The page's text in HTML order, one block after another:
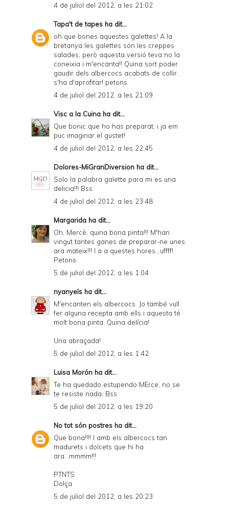
4 de juliol del 2012, a les 21:02
Tapa't de tapes ha dit...
oh que bones aquestes galettes! A la
bretanya les galettes són les creppes
salades, però aquesta versió teva no la
coneixia i m'encanta!! Quina sort poder
gaudir dels albercocs acabats de collir.
s'ha d'aprofitar! petons
4 de juliol del 2012, a les 21:09
Visc a la Cuina ha dit...
Que bonic que ho has preparat, i ja em
puc imaginar el gustet!
4 de juliol del 2012, a les 22:45
Dolores-MiGranDiversion ha dit...
Solo la palabra galette para mi es una
delicia!!! Bss
4 de juliol del 2012, a les 23:48
Margarida ha dit...
Oh, Mercè, quina bona pinta!!! M'han
vingut tantes ganes de preparar-ne unes
ara mateix!!! I a a questes hores...uffff!
Petons
5 de juliol del 2012, a les 1:04
nyanyels ha dit...
M'encanten els albercocs. Jo també vull
fer alguna recepta amb ells i aquesta té
molt bona pinta. Quina delícia!
Una abraçada!
5 de juliol del 2012, a les 1:42
Luisa Morón ha dit...
Te ha quedado estupendo MErce, no se
te resiste nada. Bss
5 de juliol del 2012, a les 19:20
No tot són postres ha dit...
Que bona!!!! I amb els albercocs tan
madurets i dolcets que hi ha
ara...mmmm!!!
PTNTS
Dolça
5 de juliol del 2012, a les 20:23